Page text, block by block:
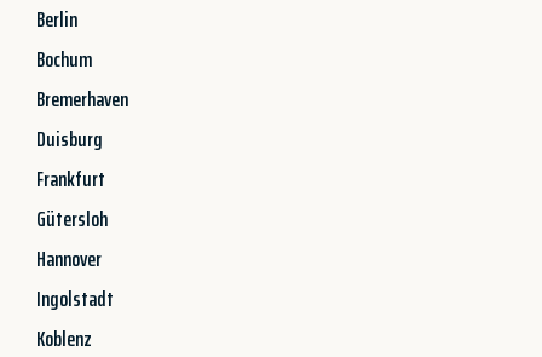
Berlin
Bochum
Bremerhaven
Duisburg
Frankfurt
Gütersloh
Hannover
Ingolstadt
Koblenz